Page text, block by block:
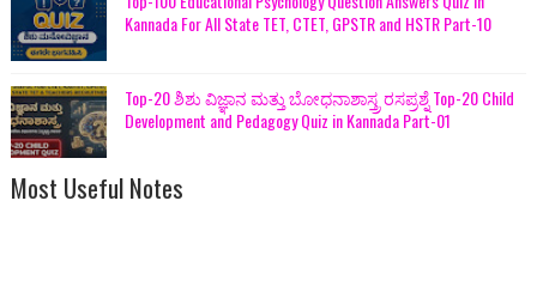
Kannada For All State TET, CTET, GPSTR and HSTR Part-10
Top-20 ಶಿಶು ವಿಜ್ಞಾನ ಮತ್ತು ಬೋಧನಾಶಾಸ್ತ್ರ ರಸಪ್ರಶ್ನೆ Top-20 Child
Development and Pedagogy Quiz in Kannada Part-01
Most Useful Notes